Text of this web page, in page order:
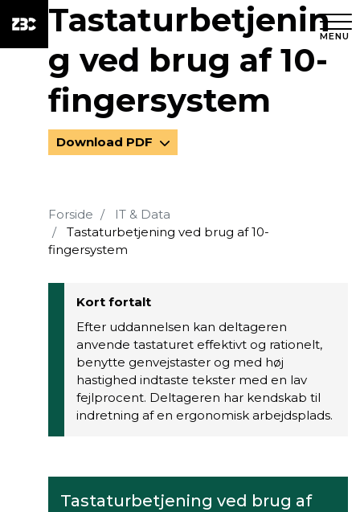
MENU
Tastaturbetjenin
g ved brug af 10-
fingersystem
Download PDF
Forside
IT & Data
Tastaturbetjening ved brug af 10-
fingersystem
Kort fortalt
Efter uddannelsen kan deltageren
anvende tastaturet effektivt og rationelt,
benytte genvejstaster og med høj
hastighed indtaste tekster med en lav
fejlprocent. Deltageren har kendskab til
indretning af en ergonomisk arbejdsplads.
Tastaturbetjening ved brug af